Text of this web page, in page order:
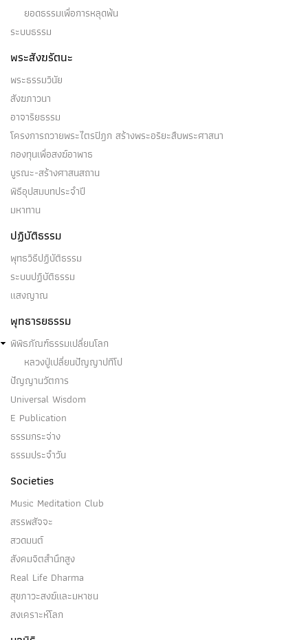
ยอดธรรมเพื่อการหลุดพ้น
ระบบธรรม
พระสังฆรัตนะ
พระธรรมวินัย
สังฆภาวนา
อาจาริยธรรม
โครงการถวายพระไตรปิฎก สร้างพระอริยะสืบพระศาสนา
กองทุนเพื่อสงฆ์อาพาธ
บูรณะ-สร้างศาสนสถาน
พิธีอุปสมบทประจำปี
มหาทาน
ปฏิบัติธรรม
พุทธวิธีปฏิบัติธรรม
ระบบปฏิบัติธรรม
แสงญาณ
พุทธารยธรรม
พิพิธภัณฑ์ธรรมเปลี่ยนโลก
หลวงปู่เปลี่ยนปัญญาปทีโป
ปัญญานวัตการ
Universal Wisdom
E Publication
ธรรมกระจ่าง
ธรรมประจำวัน
Societies
Music Meditation Club
สรรพสัจจะ
สวดมนต์
สังคมจิตสำนึกสูง
Real Life Dharma
สุขภาวะสงฆ์และมหาชน
สงเคราะห์โลก